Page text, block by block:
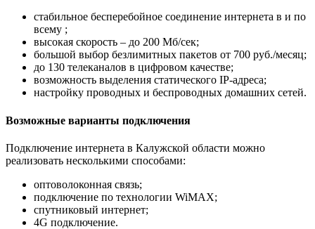
стабильное бесперебойное соединение интернета в и по
всему ;
высокая скорость – до 200 Мб/сек;
большой выбор безлимитных пакетов от 700 руб./месяц;
до 130 телеканалов в цифровом качестве;
возможность выделения статического IP-адреса;
настройку проводных и беспроводных домашних сетей.
Возможные варианты подключения
Подключение интернета в Калужской области можно
реализовать несколькими способами:
оптоволоконная связь;
подключение по технологии WiMAX;
спутниковый интернет;
4G подключение.